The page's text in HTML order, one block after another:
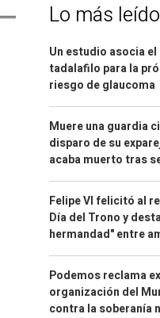
Lo más leído
Un estudio asocia
tadalafilo para la
riesgo de glaucoma
Muere una guardia
disparo de su
acaba muerto tras
Felipe VI felicitó al
Día del Trono y
hermandad" entre
Podemos reclama
organización del
contra la soberanía